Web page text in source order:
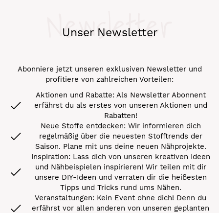
Unser Newsletter
Newsletter
Abonniere jetzt unseren exklusiven Newsletter und
profitiere von zahlreichen Vorteilen:
Aktionen und Rabatte: Als Newsletter Abonnent
erfährst du als erstes von unseren Aktionen und
Rabatten!
Neue Stoffe entdecken: Wir informieren dich
regelmäßig über die neuesten Stofftrends der
Saison. Plane mit uns deine neuen Nähprojekte.
Inspiration: Lass dich von unseren kreativen Ideen
und Nähbeispielen inspirieren! Wir teilen mit dir
unsere DIY-Ideen und verraten dir die heißesten
Tipps und Tricks rund ums Nähen.
Veranstaltungen: Kein Event ohne dich! Denn du
erfährst vor allen anderen von unseren geplanten